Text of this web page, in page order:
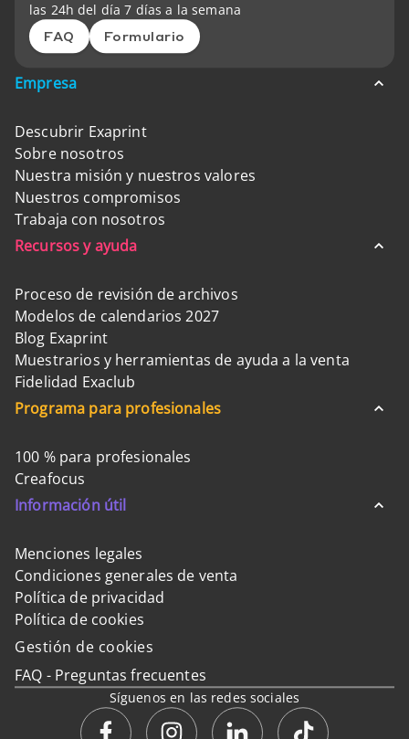
las 24h del día 7 días a la semana
FAQ Formulario
Empresa
Descubrir Exaprint
Sobre nosotros
Nuestra misión y nuestros valores
Nuestros compromisos
Trabaja con nosotros
Recursos y ayuda
Proceso de revisión de archivos
Modelos de calendarios 2027
Blog Exaprint
Muestrarios y herramientas de ayuda a la venta
Fidelidad Exaclub
Programa para profesionales
100 % para profesionales
Creafocus
Información útil
Menciones legales
Condiciones generales de venta
Política de privacidad
Política de cookies
Gestión de cookies
FAQ - Preguntas frecuentes
Síguenos en las redes sociales